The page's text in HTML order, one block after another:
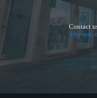
Contact